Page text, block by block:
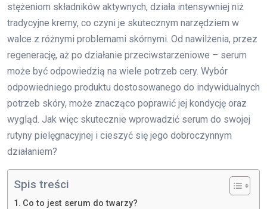
stężeniom składników aktywnych, działa intensywniej niż
tradycyjne kremy, co czyni je skutecznym narzędziem w
walce z różnymi problemami skórnymi. Od nawilżenia, przez
regenerację, aż po działanie przeciwstarzeniowe – serum
może być odpowiedzią na wiele potrzeb cery. Wybór
odpowiedniego produktu dostosowanego do indywidualnych
potrzeb skóry, może znacząco poprawić jej kondycję oraz
wygląd. Jak więc skutecznie wprowadzić serum do swojej
rutyny pielęgnacyjnej i cieszyć się jego dobroczynnym
działaniem?
Spis treści
Co to jest serum do twarzy?